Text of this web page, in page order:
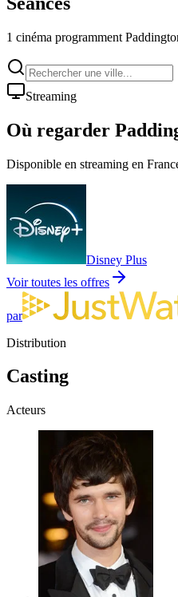
1 cinéma programment
Streaming
Où regarder
Disponible en streaming en
Disney Plus
Voir toutes les offres
par
Distribution
Casting
Acteurs